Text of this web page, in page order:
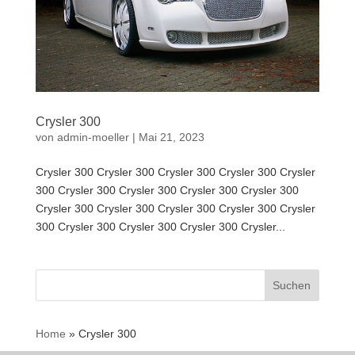
Crysler 300
von admin-moeller| Mai 21, 2023
Crysler 300 Crysler 300 Crysler 300 Crysler 300 Crysler
300 Crysler 300 Crysler 300 Crysler 300 Crysler 300
Crysler 300 Crysler 300 Crysler 300 Crysler 300 Crysler
300 Crysler 300 Crysler 300 Crysler 300 Crysler...
Suchen
Home »Crysler 300